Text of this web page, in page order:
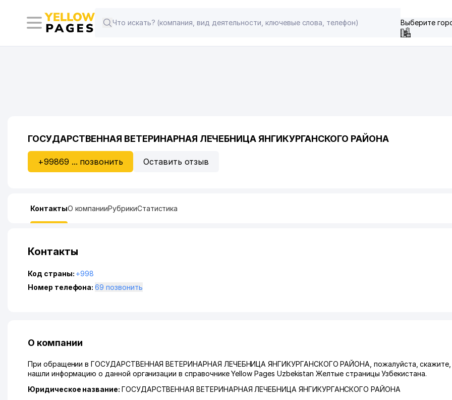
Выберите
ГОСУДАРСТВЕННАЯ ВЕТЕРИНАРНАЯ ЛЕЧЕБНИЦА ЯНГИКУРГАНСКОГО РАЙОНА
+99869 ... позвонить Оставить отзыв
КонтактыО компанииРубрикиСтатистика
Контакты
Код страны: +998
Номер телефона:
69 позвонить
О компании
При обращении в ГОСУДАРСТВЕННАЯ ВЕТЕРИНАРНАЯ ЛЕЧЕБНИЦА ЯНГИКУРГАНСКОГО РАЙОНА, пожалуйста, скажите,
нашли информацию о данной организации в справочнике Yellow Pages Uzbekistan Желтые страницы Узбекистана.
Юридическое название: ГОСУДАРСТВЕННАЯ ВЕТЕРИНАРНАЯ ЛЕЧЕБНИЦА ЯНГИКУРГАНСКОГО РАЙОНА